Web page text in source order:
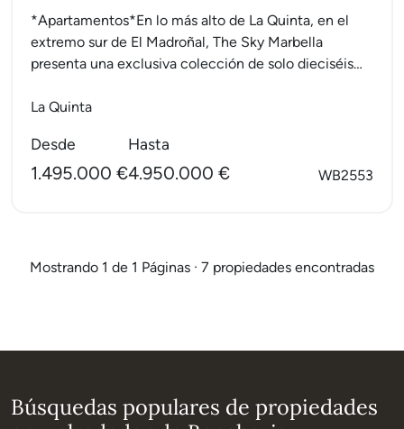
*Apartamentos*En lo más alto de La Quinta, en el
extremo sur de El Madroñal, The Sky Marbella
presenta una exclusiva colección de solo dieciséis
La Quinta
Desde
1.495.000 €
Hasta
4.950.000 € WB2553
Mostrando 1 de 1 Páginas · 7 propiedades encontradas
Búsquedas populares de propiedades